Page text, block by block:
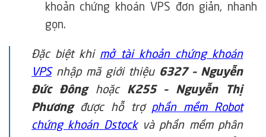
khoản chứng khoán VPS đơn giản, nhanh
gọn.
Đặc biệt khi mở tài khoản chứng khoán
VPS nhập mã giới thiệu6327 – Nguyễn
Đức Đônghoặc K255 – Nguyễn Thị
Phươngđược hỗ trợ phần mềm Robot
chứng khoán Dstockvà phần mềm phân